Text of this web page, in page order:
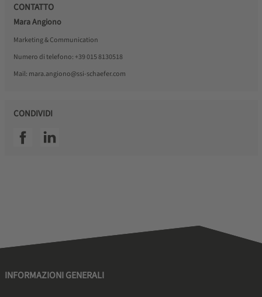
CONTATTO
Mara Angiono
Marketing & Communication
Numero di telefono: +39 015 8130518
Mail: mara.angiono@ssi-schaefer.com
CONDIVIDI
SSI facebookSSI linkedin
INFORMAZIONI GENERALI